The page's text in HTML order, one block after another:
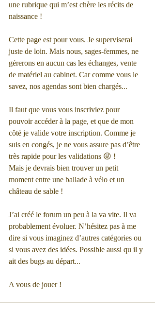
une rubrique qui m’est chère les récits de
naissance !
Cette page est pour vous. Je superviserai
juste de loin. Mais nous, sages-femmes, ne
gérerons en aucun cas les échanges, vente
de matériel au cabinet. Car comme vous le
savez, nos agendas sont bien chargés...
Il faut que vous vous inscriviez pour
pouvoir accéder à la page, et que de mon
côté je valide votre inscription. Comme je
suis en congés, je ne vous assure pas d’être
très rapide pour les validations 😜 !
Mais je devrais bien trouver un petit
moment entre une ballade à vélo et un
château de sable !
J’ai créé le forum un peu à la va vite. Il va
probablement évoluer. N’hésitez pas à me
dire si vous imaginez d’autres catégories ou
si vous avez des idées. Possible aussi qu il y
ait des bugs au départ...
A vous de jouer !